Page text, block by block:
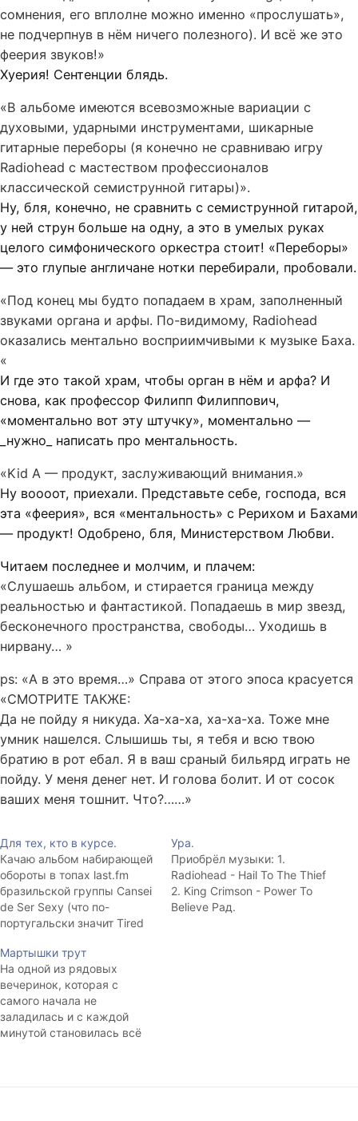
сомнения, его вплолне можно именно «прослушать»,
не подчерпнув в нём ничего полезного). И всё же это
феерия звуков!»
Хуерия! Сентенции блядь.
«В альбоме имеются всевозможные вариации с
духовыми, ударными инструментами, шикарные
гитарные переборы (я конечно не сравниваю игру
Radiohead с мастеством профессионалов
классической семиструнной гитары)».
Ну, бля, конечно, не сравнить с семиструнной гитарой,
у ней струн больше на одну, а это в умелых руках
целого симфонического оркестра стоит! «Переборы»
— это глупые англичане нотки перебирали, пробовали.
«Под конец мы будто попадаем в храм, заполненный
звуками органа и арфы. По-видимому, Radiohead
оказались ментально восприимчивыми к музыке Баха.
«
И где это такой храм, чтобы орган в нём и арфа? И
снова, как профессор Филипп Филиппович,
«моментально вот эту штучку», моментально —
_нужно_ написать про ментальность.
«Kid A — продукт, заслуживающий внимания.»
Ну воооот, приехали. Представьте себе, господа, вся
эта «феерия», вся «ментальность» с Рерихом и Бахами
— продукт! Одобрено, бля, Министерством Любви.
Читаем последнее и молчим, и плачем:
«Слушаешь альбом, и стирается граница между
реальностью и фантастикой. Попадаешь в мир звезд,
бесконечного пространства, свободы… Уходишь в
нирвану… »
ps: «А в это время…» Справа от этого эпоса красуется
«СМОТРИТЕ ТАКЖЕ:
Да не пойду я никуда. Ха-ха-ха, ха-ха-ха. Тоже мне
умник нашелся. Слышишь ты, я тебя и всю твою
братию в рот ебал. Я в ваш сраный бильярд играть не
пойду. У меня денег нет. И голова болит. И от сосок
ваших меня тошнит. Что?……»
Для тех, кто в курсе.
Качаю альбом набирающей
обороты в топах last.fm
бразильской группы Cansei
de Ser Sexy (что по-
португальски значит Tired
абсолютно всё равно, что
там за музыка, весьма
странно, что AMG ничего о
них не знает. Соль в том,
что альбом называется
CSS. Да, у меня снова
Ура.
Приобрёл музыки: 1.
Radiohead - Hail To The Thief
2. King Crimson - Power To
Believe Рад.
Мартышки трут
На одной из рядовых
вечеринок, которая с
самого начала не
заладилась и с каждой
минутой становилась всё